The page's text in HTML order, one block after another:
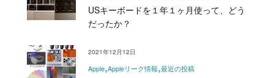
USキーボードを１年１ヶ月使って、どう
だったか？
Apple Appleリーク情報 最近の投稿
2021年12月12日